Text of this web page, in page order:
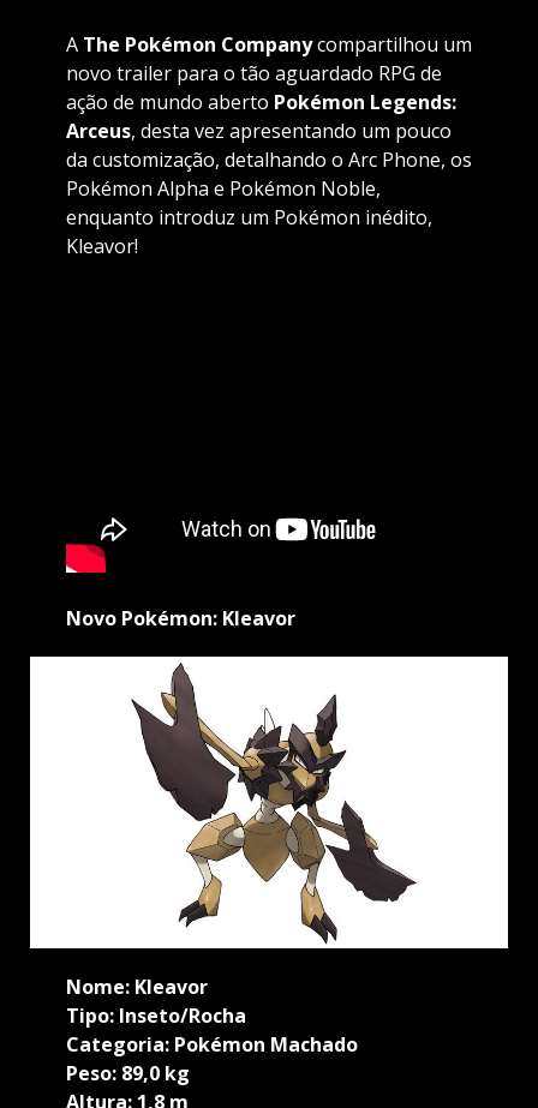
A The Pokémon Companycompartilhou um
novo trailer para o tão aguardado RPG de
ação de mundo aberto Pokémon Legends:
Arceus, desta vez apresentando um pouco
da customização, detalhando o Arc Phone, os
Pokémon Alpha e Pokémon Noble,
enquanto introduz um Pokémon inédito,
Kleavor!
Novo Pokémon: Kleavor
Nome: Kleavor
Tipo: Inseto/Rocha
Categoria: Pokémon Machado
Peso: 89,0 kg
Altura: 1,8 m